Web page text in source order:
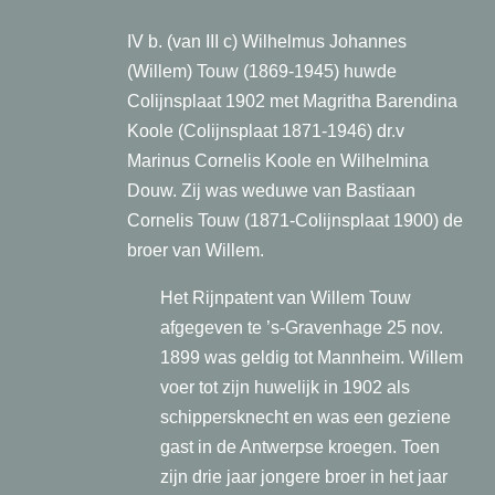
IV b. (van III c) Wilhelmus Johannes
(Willem) Touw (1869-1945) huwde
Colijnsplaat 1902 met Magritha Barendina
Koole (Colijnsplaat 1871-1946) dr.v
Marinus Cornelis Koole en Wilhelmina
Douw. Zij was weduwe van Bastiaan
Cornelis Touw (1871-Colijnsplaat 1900) de
broer van Willem.
Het Rijnpatent van Willem Touw
afgegeven te ’s-Gravenhage 25 nov.
1899 was geldig tot Mannheim. Willem
voer tot zijn huwelijk in 1902 als
schippersknecht en was een geziene
gast in de Antwerpse kroegen. Toen
zijn drie jaar jongere broer in het jaar